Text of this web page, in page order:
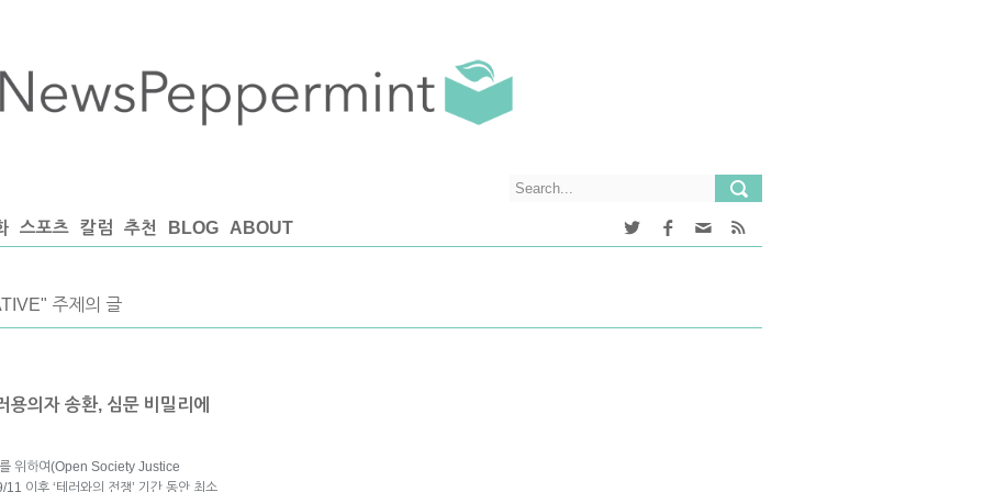
스포츠 칼럼 추천 BLOG ABOUT
주제의 글
의자 송환, 심문 비밀리에
를 위하여(Open Society Justice
이후 ‘테러와의 전쟁’ 기간 동안 최소